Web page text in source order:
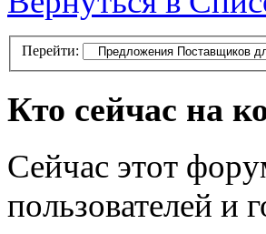
Перейти:
Кто сейчас на
Сейчас этот
пользователей и